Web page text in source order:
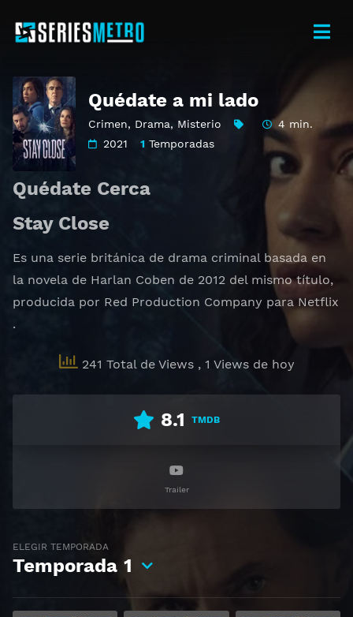
Quédate a mi lado
Crimen, Drama, Misterio
4 min.
2021
1 Temporadas
Quédate Cerca
Stay Close
Es una serie británica de drama criminal basada en
la novela de Harlan Coben de 2012 del mismo título,
producida por Red Production Company para Netflix
.
241 Total de Views , 1 Views de hoy
8.1 TMDB
Trailer
ELEGIR TEMPORADA
Temporada 1